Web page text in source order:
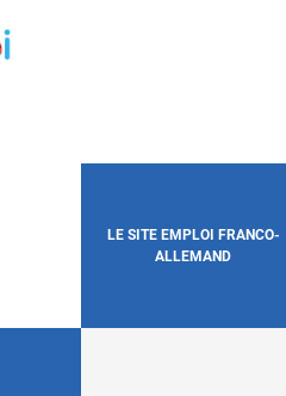
LE SITE EMPLOI FRANCO-
ALLEMAND